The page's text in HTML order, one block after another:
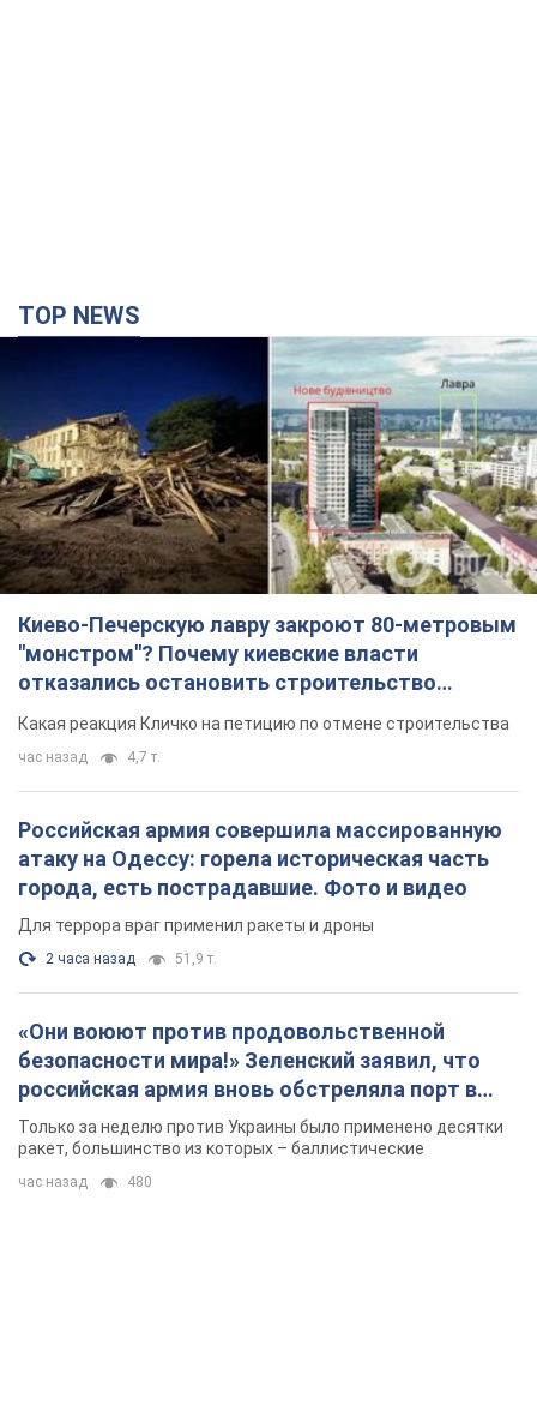
TOP NEWS
Киево-Печерскую лавру закроют 80-метровым
"монстром"? Почему киевские власти
отказались остановить строительство
небоскреба "московского верующего"
Какая реакция Кличко на петицию по отмене строительства
час назад 4,7 т.
Российская армия совершила массированную
атаку на Одессу: горела историческая часть
города, есть пострадавшие. Фото и видео
Для террора враг применил ракеты и дроны
2 часа назад 51,9 т.
«Они воюют против продовольственной
безопасности мира!» Зеленский заявил, что
российская армия вновь обстреляла порт в
Одессе
Только за неделю против Украины было применено десятки
ракет, большинство из которых – баллистические
час назад 480